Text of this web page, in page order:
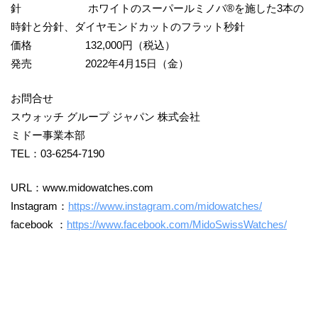
針 ホワイトのスーパールミノバ®を施した3本の
時針と分針、ダイヤモンドカットのフラット秒針
価格 132,000円（税込）
発売 2022年4月15日（金）
お問合せ
スウォッチ グループ ジャパン 株式会社
ミドー事業本部
TEL：03-6254-7190
URL：www.midowatches.com
Instagram： https://www.instagram.com/midowatches/
facebook ： https://www.facebook.com/MidoSwissWatches/